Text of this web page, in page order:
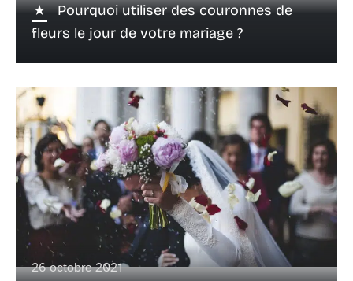
Pourquoi utiliser des couronnes de
fleurs le jour de votre mariage ?
26 octobre 2021